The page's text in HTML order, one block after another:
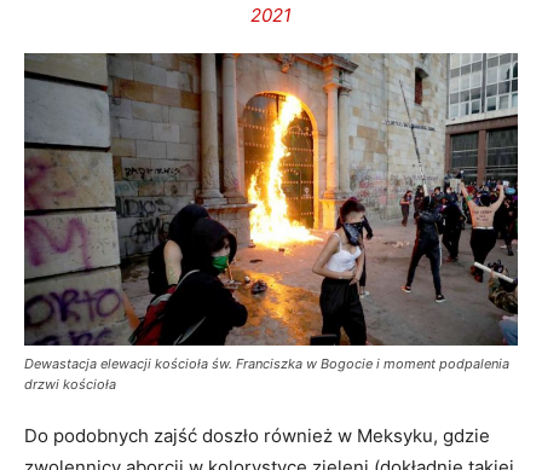
2021
Dewastacja elewacji kościoła św. Franciszka w Bogocie i moment podpalenia
drzwi kościoła
Do podobnych zajść doszło również w Meksyku, gdzie